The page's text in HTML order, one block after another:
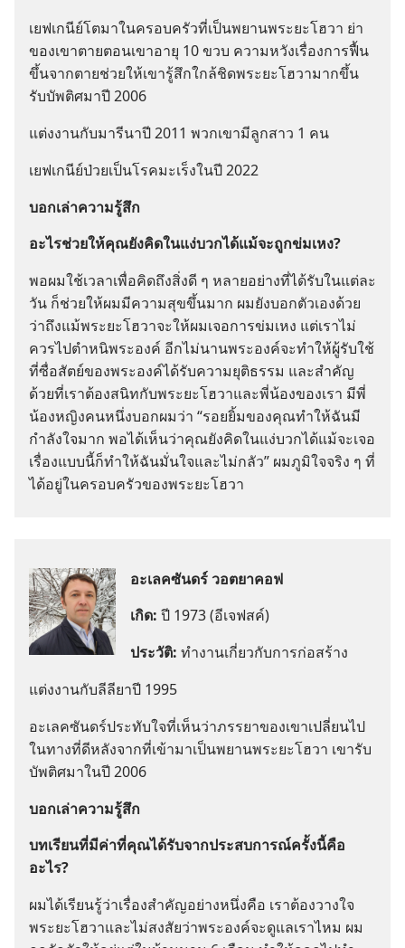
เยฟเกนีย์​โต​มา​ใน​ครอบครัว​ที่​เป็น​พยาน​พระ​ยะโฮวา ย่า​
ของ​เขา​ตาย​ตอน​เขา​อายุ 10 ขวบ ความ​หวัง​เรื่อง​การ​ฟื้น​
ขึ้น​จาก​ตาย​ช่วย​ให้​เขา​รู้สึก​ใกล้​ชิด​พระ​ยะโฮวา​มาก​ขึ้น
รับ​บัพติศมา​ปี 2006
แต่งงาน​กับ​มารีนา​ปี 2011 พวก​เขา​มี​ลูก​สาว 1 คน
เยฟเกนีย์​ป่วย​เป็น​โรค​มะเร็ง​ใน​ปี 2022
บอก​เล่า​ความ​รู้สึก
อะไร​ช่วย​ให้​คุณ​ยัง​คิด​ใน​แง่​บวก​ได้​แม้​จะ​ถูก​ข่มเหง?
พอ​ผม​ใช้​เวลา​เพื่อ​คิด​ถึง​สิ่ง​ดี ๆ หลาย​อย่าง​ที่​ได้​รับ​ใน​แต่​ละ​
วัน ก็​ช่วย​ให้​ผม​มี​ความ​สุข​ขึ้น​มาก ผม​ยัง​บอก​ตัว​เอง​ด้วย​
ว่า​ถึง​แม้​พระ​ยะโฮวา​จะ​ให้​ผม​เจอ​การ​ข่มเหง แต่​เรา​ไม่​
ควร​ไป​ตำหนิ​พระองค์ อีก​ไม่​นาน​พระองค์​จะ​ทำ​ให้​ผู้​รับใช้​
ที่​ซื่อสัตย์​ของ​พระองค์​ได้​รับ​ความ​ยุติธรรม และ​สำคัญ​
ด้วย​ที่​เรา​ต้อง​สนิท​กับ​พระ​ยะโฮวา​และ​พี่​น้อง​ของ​เรา มี​พี่​
น้อง​หญิง​คน​หนึ่ง​บอก​ผม​ว่า “รอย​ยิ้ม​ของ​คุณ​ทำ​ให้​ฉัน​มี​
กำลังใจ​มาก พอ​ได้​เห็น​ว่า​คุณ​ยัง​คิด​ใน​แง่​บวก​ได้​แม้​จะ​เจอ​
เรื่อง​แบบ​นี้​ก็​ทำ​ให้​ฉัน​มั่น​ใจ​และ​ไม่​กลัว” ผม​ภูมิ​ใจ​จริง ๆ ที่​
ได้​อยู่​ใน​ครอบครัว​ของ​พระ​ยะโฮวา
อะเลคซันดร์ วอตยาคอฟ
เกิด: ปี 1973 (อีเจฟสค์)
ประวัติ: ทำ​งาน​เกี่ยว​กับ​การ​ก่อ​สร้าง
แต่งงาน​กับ​ลีลียา​ปี 1995
อะเลคซันดร์​ประทับใจ​ที่​เห็น​ว่า​ภรรยา​ของ​เขา​เปลี่ยน​ไป​
ใน​ทาง​ที่​ดี​หลัง​จาก​ที่​เข้า​มา​เป็น​พยาน​พระ​ยะโฮวา เขา​รับ​
บัพติศมา​ใน​ปี 2006
บอก​เล่า​ความ​รู้สึก
บทเรียน​ที่​มี​ค่า​ที่​คุณ​ได้​รับ​จาก​ประสบการณ์​ครั้ง​นี้​คือ​
อะไร?
ผม​ได้​เรียน​รู้​ว่า​เรื่อง​สำคัญ​อย่าง​หนึ่ง​คือ เรา​ต้อง​วางใจ​
พระ​ยะโฮวา​และ​ไม่​สงสัย​ว่า​พระองค์​จะ​ดู​แล​เรา​ไหม ผม​